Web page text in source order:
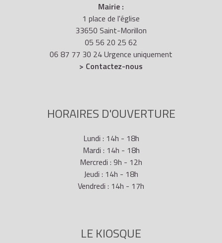
Mairie :
1 place de l'église
33650 Saint-Morillon
05 56 20 25 62
06 87 77 30 24 Urgence uniquement
> Contactez-nous
HORAIRES D'OUVERTURE
Lundi : 14h - 18h
Mardi : 14h - 18h
Mercredi : 9h - 12h
Jeudi : 14h - 18h
Vendredi : 14h - 17h
LE KIOSQUE